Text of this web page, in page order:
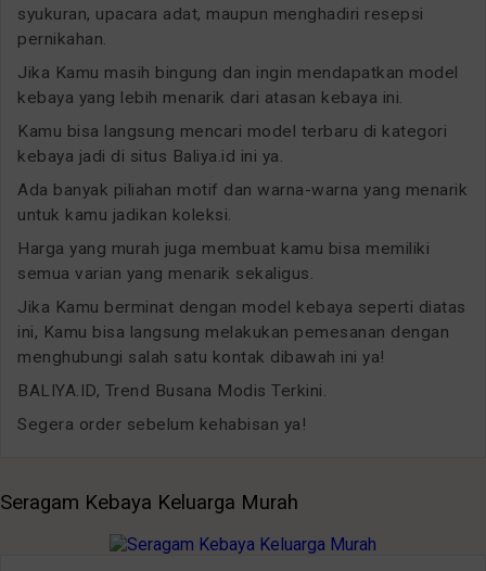
syukuran, upacara adat, maupun menghadiri resepsi
pernikahan.
Jika Kamu masih bingung dan ingin mendapatkan model
kebaya yang lebih menarik dari atasan kebaya ini.
Kamu bisa langsung mencari model terbaru di kategori
kebaya jadi di situs Baliya.id ini ya.
Ada banyak piliahan motif dan warna-warna yang menarik
untuk kamu jadikan koleksi.
Harga yang murah juga membuat kamu bisa memiliki
semua varian yang menarik sekaligus.
Jika Kamu berminat dengan model kebaya seperti diatas
ini, Kamu bisa langsung melakukan pemesanan dengan
menghubungi salah satu kontak dibawah ini ya!
BALIYA.ID, Trend Busana Modis Terkini.
Segera order sebelum kehabisan ya!
Seragam Kebaya Keluarga Murah